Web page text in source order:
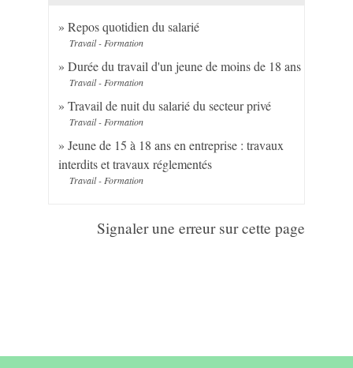
Repos quotidien du salarié
Travail - Formation
Durée du travail d'un jeune de moins de 18 ans
Travail - Formation
Travail de nuit du salarié du secteur privé
Travail - Formation
Jeune de 15 à 18 ans en entreprise : travaux
interdits et travaux réglementés
Travail - Formation
Signaler une erreur sur cette page